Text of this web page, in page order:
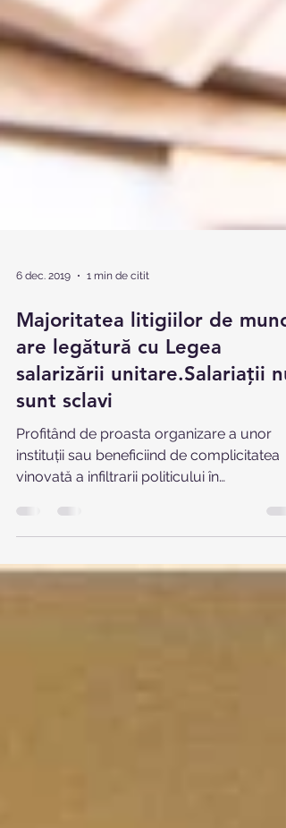
6 dec. 2019 1 min de citit
Majoritatea litigiilor de
are legătură cu Legea
salarizării unitare.Salariaţii nu
sunt sclavi
Profitând de proasta organizare a unor
instituții sau beneficiind de complicitatea
conducerea...